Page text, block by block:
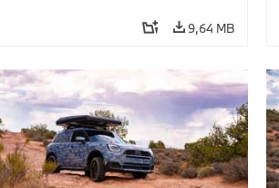
9,64 MB